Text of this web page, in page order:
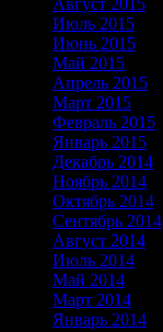
Август 2015
Июль 2015
Июнь 2015
Май 2015
Апрель 2015
Март 2015
Февраль 2015
Январь 2015
Декабрь 2014
Ноябрь 2014
Октябрь 2014
Сентябрь 2014
Август 2014
Июль 2014
Май 2014
Март 2014
Январь 2014